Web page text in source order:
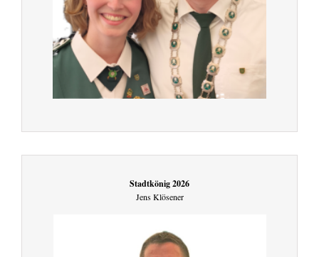
Stadtkönig 2026
Jens Klösener